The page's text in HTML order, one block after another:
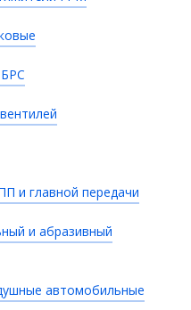
и главной передачи
и абразивный
автомобильные